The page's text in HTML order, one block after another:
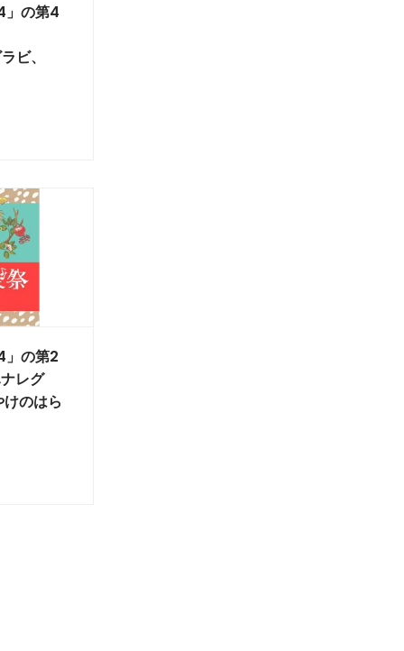
」の第4
ビ、
」の第2
レグ
のはら